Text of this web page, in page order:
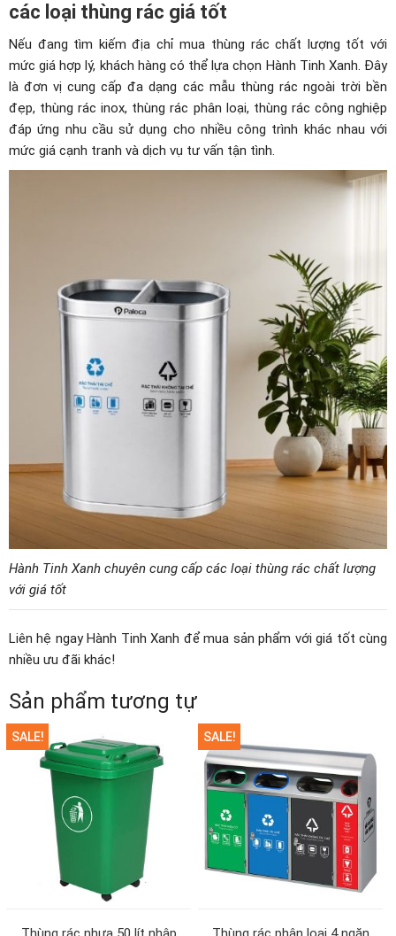
các loại thùng rác giá tốt
Nếu đang tìm kiếm địa chỉ mua thùng rác chất lượng tốt với
mức giá hợp lý, khách hàng có thể lựa chọn Hành Tinh Xanh. Đây
là đơn vị cung cấp đa dạng các mẫu thùng rác ngoài trời bền
đẹp, thùng rác inox, thùng rác phân loại, thùng rác công nghiệp
đáp ứng nhu cầu sử dụng cho nhiều công trình khác nhau với
mức giá cạnh tranh và dịch vụ tư vấn tận tình.
Hành Tinh Xanh chuyên cung cấp các loại thùng rác chất lượng
với giá tốt
Liên hệ ngay Hành Tinh Xanh để mua sản phẩm với giá tốt cùng
nhiều ưu đãi khác!
Sản phẩm tương tự
SALE! SALE!